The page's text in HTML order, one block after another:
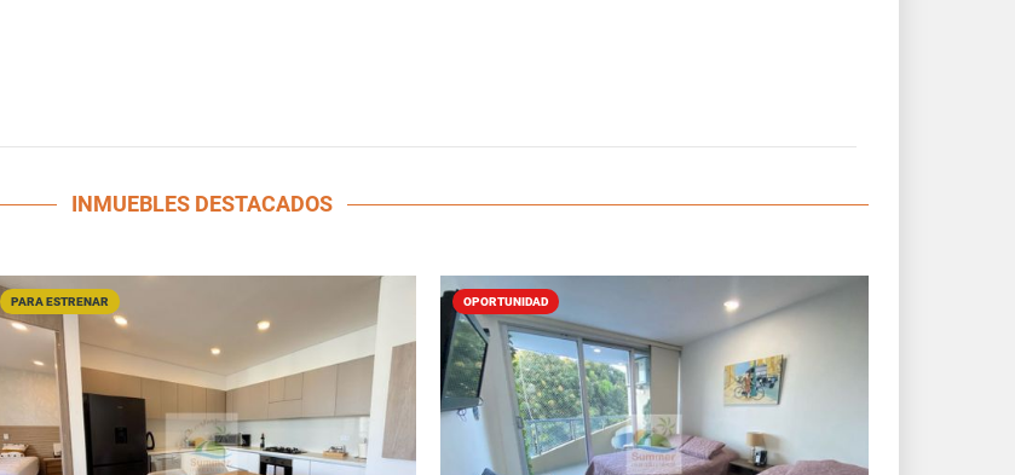
INMUEBLES DESTACADOS
PARA ESTRENAR OPORTUNIDAD